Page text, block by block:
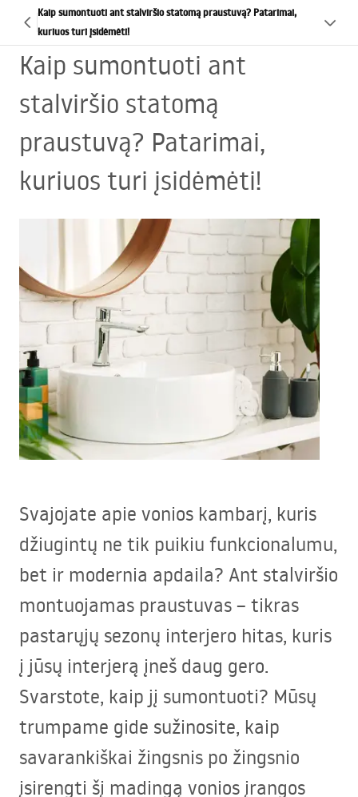
Kaip sumontuoti ant stalviršio statomą praustuvą? Patarimai,
kuriuos turi įsidėmėti!
Kaip sumontuoti ant
stalviršio statomą
praustuvą? Patarimai,
kuriuos turi įsidėmėti!
Svajojate apie vonios kambarį, kuris
džiugintų ne tik puikiu funkcionalumu,
bet ir modernia apdaila? Ant stalviršio
montuojamas praustuvas – tikras
pastarųjų sezonų interjero hitas, kuris
į jūsų interjerą įneš daug gero.
Svarstote, kaip jį sumontuoti? Mūsų
trumpame gide sužinosite, kaip
savarankiškai žingsnis po žingsnio
įsirengti šį madingą vonios įrangos